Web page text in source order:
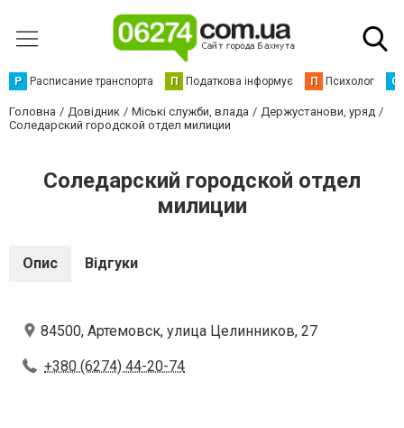
Р Расписание транспорта П Податкова інформує П Психолог С
Головна Довідник Міські служби, влада
Держустанови, уряд
Соледарский городской отдел милиции
Соледарский городской отдел
милиции
Опис Відгуки
84500, Артемовск, улица Целинников, 27
+380 (6274) 44-20-74